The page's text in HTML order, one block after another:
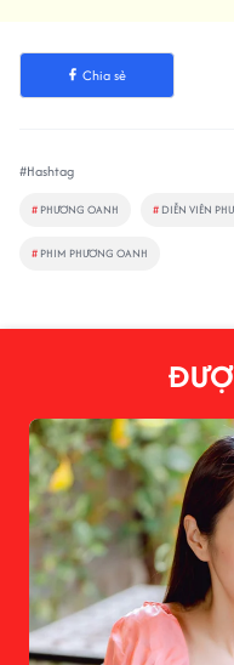
Chia sẻ
#Hashtag
# PHƯƠNG OANH # DIỄN VIÊN
# PHIM PHƯƠNG OANH